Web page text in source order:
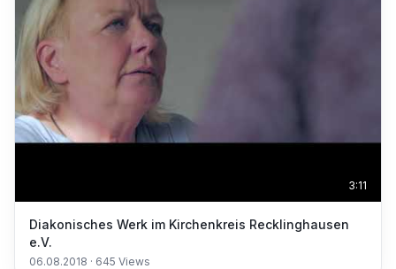
3:11
Diakonisches Werk im Kirchenkreis Recklinghausen
e.V.
06.08.2018 · 645 Views